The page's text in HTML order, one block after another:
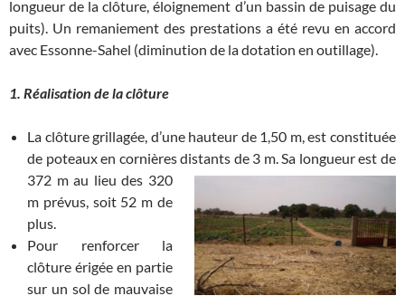
longueur de la clôture, éloignement d’un bassin de puisage du
puits). Un remaniement des prestations a été revu en accord
avec Essonne-Sahel (diminution de la dotation en outillage).
1. Réalisation de la clôture
La clôture grillagée, d’une hauteur de 1,50 m, est constituée
de poteaux en cornières distants de 3 m. Sa longueur est de
372 m au lieu des 320
m prévus, soit 52 m de
plus.
Pour renforcer la
clôture érigée en partie
sur un sol de mauvaise